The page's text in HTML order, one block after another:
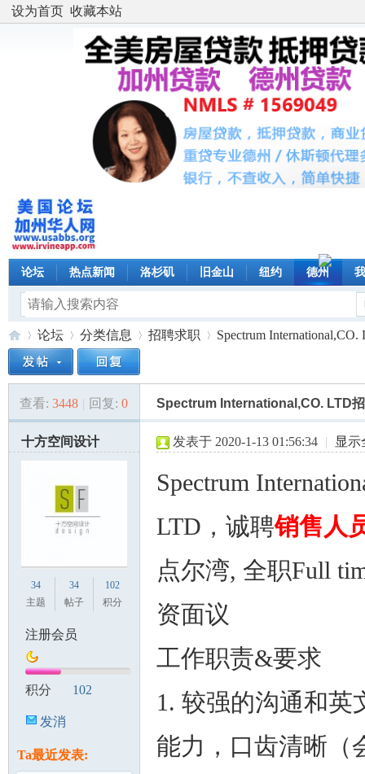
设为首页 收藏本站
论坛 热点新闻 洛杉矶 旧金山 纽约 德州
美»
论坛
›
分类信息 招聘求职
›
Spectrum
查看: 3448 | 回复: 0 Spectrum International,CO. LTD
十方空间设计
34
主题
34
帖子
102
积分
注册会员
积分 102
发消
Ta最近发表:
发表于 2020-1-13 01:56:34 | 显示
Spectrum
LTD，诚聘销售人
点尔湾, 全职Full
资面议
工作职责&要求
1. 较强的沟通和英
能力，口齿清晰（